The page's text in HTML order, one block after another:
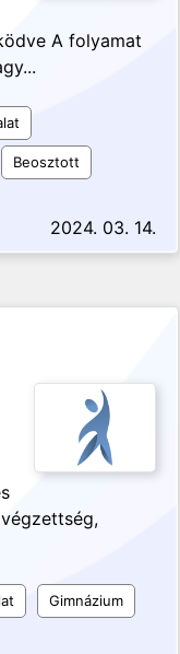
A folyamat
Beosztott
2024. 03. 14.
Gimnázium